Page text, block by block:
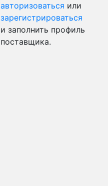
авторизоваться или
зарегистрироваться
и заполнить профиль
поставщика.